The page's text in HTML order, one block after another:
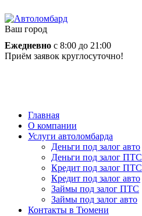
Ваш город
Ежедневно с 8:00 до 21:00
Приём заявок круглосуточно!
Главная
О компании
Услуги автоломбарда
Деньги под залог авто
Деньги под залог ПТС
Кредит под залог ПТС
Кредит под залог авто
Займы под залог ПТС
Займы под залог авто
Контакты в Тюмени